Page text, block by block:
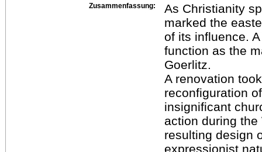
Zusammenfassung:
As Christianity
marked the
of its influence.
function as the
Goerlitz.
A renovation
reconfiguration
insignificant
action during the
resulting design
expressionist